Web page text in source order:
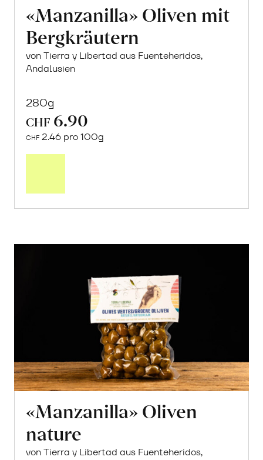
«Manzanilla» Oliven mit
Bergkräutern
von Tierra y Libertad aus Fuenteheridos,
Andalusien
280g
CHF 6.90
CHF 2.46 pro 100g
«Manzanilla» Oliven
nature
von Tierra y Libertad aus Fuenteheridos,